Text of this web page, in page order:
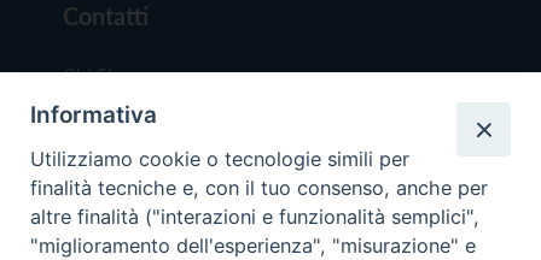
Contatti
Chi Siamo
Redazione
Scrivici
Informativa
Utilizziamo cookie o tecnologie simili per
finalità tecniche e, con il tuo consenso, anche per
altre finalità ("interazioni e funzionalità semplici",
"miglioramento dell'esperienza", "misurazione" e